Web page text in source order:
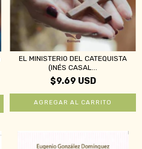
EL MINISTERIO DEL CATEQUISTA
(INÉS CASAL...
$9.69 USD